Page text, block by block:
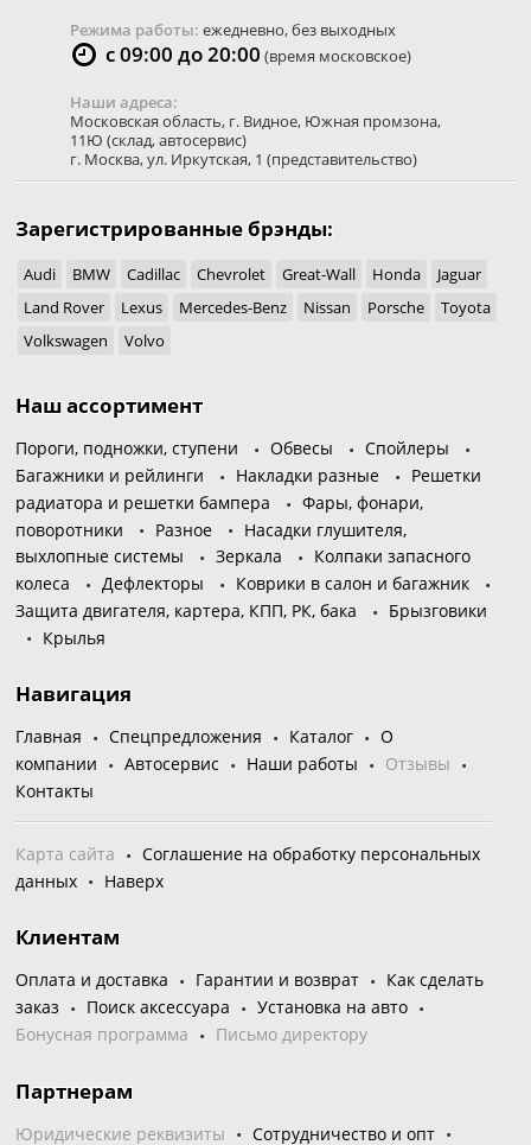
Режима работы: ежедневно, без выходных
с 09:00 до 20:00 (время московское)
Наши адреса:
Московская область, г. Видное, Южная промзона,
11Ю (склад, автосервис)
г. Москва,ул. Иркутская, 1 (представительство)
Зарегистрированные брэнды:
Audi BMW Cadillac Chevrolet Great-Wall Honda
Jaguar
Land Rover
Lexus Mercedes-Benz Nissan Porsche
Toyota
Volkswagen
Volvo
Наш ассортимент
Пороги, подножки, ступени Обвесы
Спойлеры
Багажники и рейлинги
Накладки разные
Решетки
радиатора и решетки бампера
Фары, фонари,
поворотники
Разное
Насадки глушителя,
выхлопные системы
Зеркала
Колпаки запасного
колеса
Дефлекторы
Коврики в салон и багажник
Защита двигателя, картера, КПП, РК, бака
Брызговики
Крылья
Навигация
Главная Спецпредложения Каталог
О
компании
Автосервис Наши работы
Отзывы
Контакты
Карта сайта
Соглашение на обработку персональных
данных
Наверх
Клиентам
Оплата и доставка Гарантии и возврат
Как сделать
заказ
Поиск аксессуара
Установка на авто
Бонусная программа
Письмо директору
Партнерам
Юридические реквизиты Сотрудничество и опт